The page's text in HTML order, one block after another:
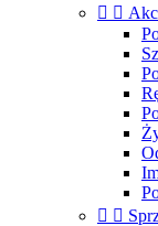
 
 